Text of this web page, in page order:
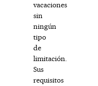
vacaciones
sin
ningún
tipo
de
limitación.
Sus
requisitos